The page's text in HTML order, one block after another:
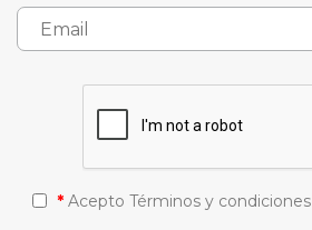
* Acepto Términos y condiciones